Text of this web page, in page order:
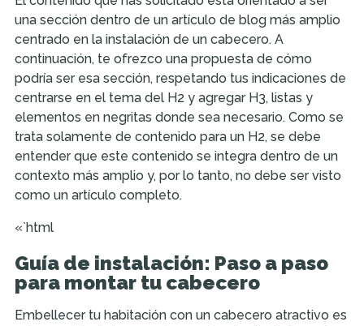
una sección dentro de un artículo de blog más amplio
centrado en la instalación de un cabecero. A
continuación, te ofrezco una propuesta de cómo
podría ser esa sección, respetando tus indicaciones de
centrarse en el tema del H2 y agregar H3, listas y
elementos en negritas donde sea necesario. Como se
trata solamente de contenido para un H2, se debe
entender que este contenido se integra dentro de un
contexto más amplio y, por lo tanto, no debe ser visto
como un artículo completo.
«`html
Guía de instalación: Paso a paso
para montar tu cabecero
Embellecer tu habitación con un cabecero atractivo es